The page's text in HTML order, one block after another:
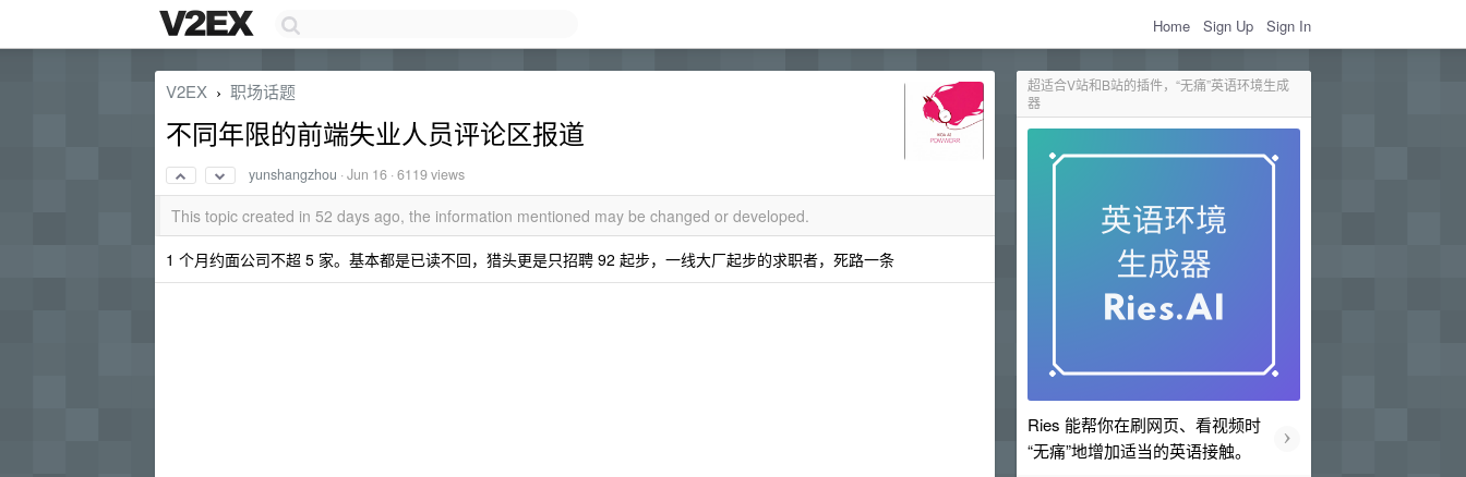
Home Sign Up Sign In
超适合V站和B站的插件，“无痛”英语环境生成
器
Ries 能帮你在刷网页、看视频时
“无痛”地增加适当的英语接触。
›
V2EX › 职场话题
不同年限的前端失业人员评论区报道
yunshangzhou ·Jun 16 · 6119 views
This topic created in 52 days ago, the information mentioned may be changed or developed.
1 个月约面公司不超 5 家。基本都是已读不回，猎头更是只招聘 92 起步，一线大厂起步的求职者，死路一条